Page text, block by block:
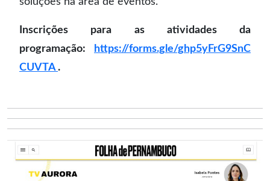
Inscrições para as atividades da
programação:
https://forms.gle/ghp5yFrG9SnC
CUVTA .